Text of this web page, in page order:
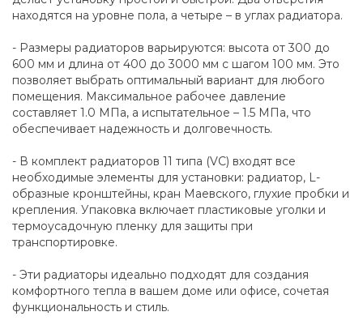
находятся на уровне пола, а четыре – в углах радиатора.
- Размеры радиаторов варьируются: высота от 300 до
600 мм и длина от 400 до 3000 мм с шагом 100 мм. Это
позволяет выбрать оптимальный вариант для любого
помещения. Максимальное рабочее давление
составляет 1.0 МПа, а испытательное – 1.5 МПа, что
обеспечивает надежность и долговечность.
- В комплект радиаторов 11 типа (VC) входят все
необходимые элементы для установки: радиатор, L-
образные кронштейны, кран Маевского, глухие пробки и
крепления. Упаковка включает пластиковые уголки и
термоусадочную пленку для защиты при
транспортировке.
- Эти радиаторы идеально подходят для создания
комфортного тепла в вашем доме или офисе, сочетая
функциональность и стиль.